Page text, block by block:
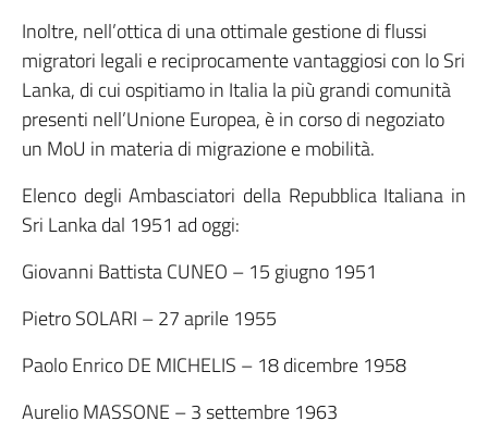
Inoltre, nell’ottica di una ottimale gestione di flussi
migratori legali e reciprocamente vantaggiosi con lo Sri
Lanka, di cui ospitiamo in Italia la più grandi comunità
presenti nell’Unione Europea, è in corso di negoziato
un MoU in materia di migrazione e mobilità.
Elenco degli Ambasciatori della Repubblica Italiana in
Sri Lanka dal 1951 ad oggi:
Giovanni Battista CUNEO – 15 giugno 1951
Pietro SOLARI – 27 aprile 1955
Paolo Enrico DE MICHELIS – 18 dicembre 1958
Aurelio MASSONE – 3 settembre 1963